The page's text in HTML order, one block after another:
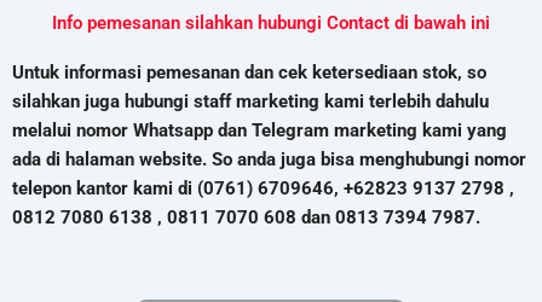
Info pemesanan silahkan hubungi Contact di bawah ini
Untuk informasi pemesanan dan cek ketersediaan stok, so
silahkan juga hubungi staff marketing kami terlebih dahulu
melalui nomor Whatsapp dan Telegram marketing kami yang
ada di halaman website. So anda juga bisa menghubungi nomor
telepon kantor kami di (0761) 6709646, +62823 9137 2798 ,
0812 7080 6138 , 0811 7070 608 dan 0813 7394 7987.